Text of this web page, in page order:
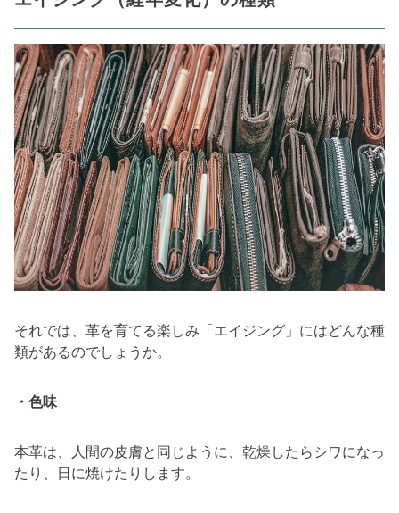
それでは、革を育てる楽しみ「エイジング」にはどんな種
類があるのでしょうか。
・色味
本革は、人間の皮膚と同じように、乾燥したらシワになっ
たり、日に焼けたりします。